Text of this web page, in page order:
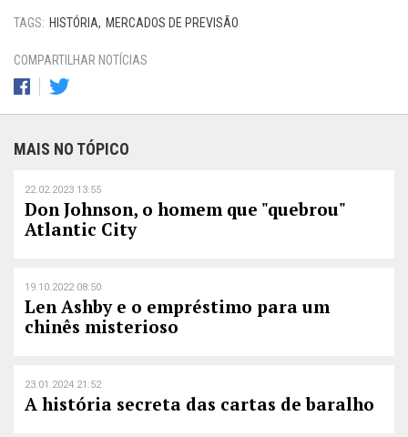
TAGS: HISTÓRIA MERCADOS DE PREVISÃO
COMPARTILHAR NOTÍCIAS
MAIS NO TÓPICO
22.02.2023 13:55
Don Johnson, o homem que "quebrou"
Atlantic City
19.10.2022 08:50
Len Ashby e o empréstimo para um
chinês misterioso
23.01.2024 21:52
A história secreta das cartas de baralho